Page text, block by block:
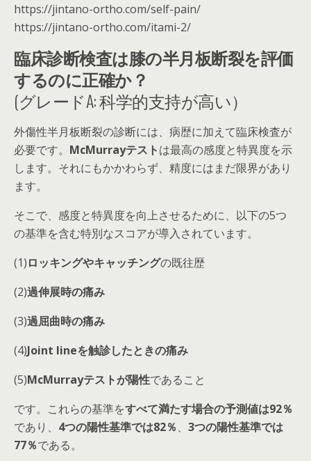
https://jintano-ortho.com/self-pain/
https://jintano-ortho.com/itami-2/
臨床診断検査は膝の半月板断裂を評価
するのに正確か？
(グレードA: 科学的支持が高い）
外傷性半月板断裂の診断には、病歴に加えて臨床検査が
必要です。 McMurrayテストは最高の感度と特異度を示
します。それにもかかわらず、精度にはまだ限界があり
ます。
そこで、感度と特異度を向上させるために、以下の5つ
の基準を含む特別なスコアが導入されています。
(1)ロッキングやキャッチングの既往歴
(2)過伸展時の痛み
(3)過屈曲時の痛み
(4)Joint lineを触診したときの痛み
(5)McMurrayテストが陽性であること
です。これらの基準をすべて満たす場合の予測値は92％
であり、 4つの陽性基準では82％、 3つの陽性基準では
77％である。